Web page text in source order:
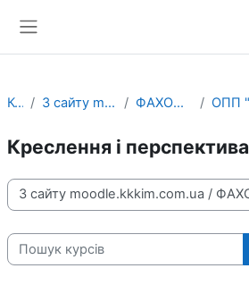
Курси З сайту moodle.kkkim.com.ua ФАХОВІ ДИСЦИПЛІНИ
Креслення і перспектива
Категорії курсів
Пошук курсів